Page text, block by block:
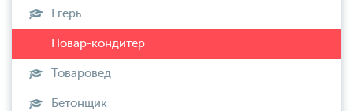
Егерь
Товаровед
Бетонщик